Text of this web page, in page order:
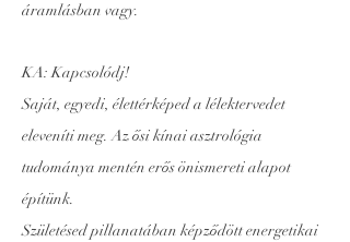
áramlásban vagy.
KA: Kapcsolódj!
Saját, egyedi, élettérképed a lélektervedet
eleveníti meg. Az ősi kínai asztrológia
tudománya mentén erős önismereti alapot
építünk.
Születésed pillanatában képződött energetikai